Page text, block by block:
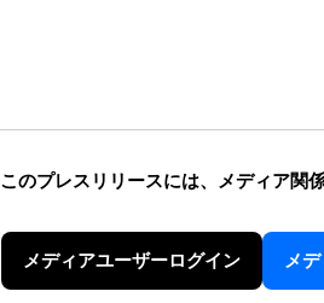
このプレスリリースには、 メディア関
メディアユーザーログイン メ